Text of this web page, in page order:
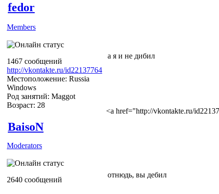
fedor
Members
1467 сообщений
http://vkontakte.ru/id22137764
Местоположение: Russia
Windows
Род занятий: Maggot
Возраст: 28
а я и не дибил
<a href="http://vkontakte.ru/
BaisoN
Moderators
2640 сообщений
отнюдь, вы дебил